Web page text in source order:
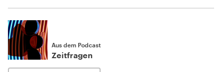
Aus dem Podcast
Zeitfragen